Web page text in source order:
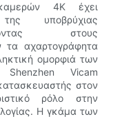
4K έχει
υποβρύχιας
στους
τα αχαρτογράφητα
ομορφιά των
Shenzhen Vicam
στον
ρόλο στην
Η γκάμα των